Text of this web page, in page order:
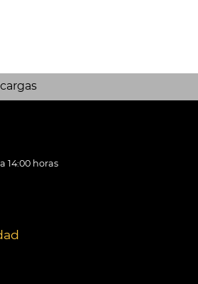
14:00 horas